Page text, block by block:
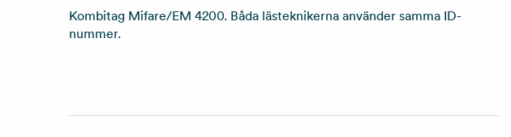
Kombitag Mifare/EM 4200. Båda lästeknikerna använder samma ID-
nummer.